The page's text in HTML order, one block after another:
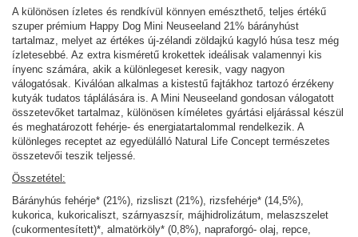
A különösen ízletes és rendkívül könnyen emészthető, teljes értékű
szuper prémium Happy Dog Mini Neuseeland 21% bárányhúst
tartalmaz, melyet az értékes új-zélandi zöldajkú kagyló húsa tesz még
ízletesebbé. Az extra kisméretű krokettek ideálisak valamennyi kis
ínyenc számára, akik a különlegeset keresik, vagy nagyon
válogatósak. Kiválóan alkalmas a kistestű fajtákhoz tartozó érzékeny
kutyák tudatos táplálására is. A Mini Neuseeland gondosan válogatott
összetevőket tartalmaz, különösen kíméletes gyártási eljárással készül
és meghatározott fehérje- és energiatartalommal rendelkezik. A
különleges receptet az egyedülálló Natural Life Concept természetes
összetevői teszik teljessé.
Összetétel:
Bárányhús fehérje* (21%), rizsliszt (21%), rizsfehérje* (14,5%),
kukorica, kukoricaliszt, szárnyaszsír, májhidrolizátum, melaszszelet
(cukormentesített)*, almatörköly* (0,8%), napraforgó- olaj, repce,